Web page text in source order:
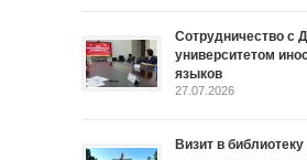
Сотрудничество с
университетом
языков
27.07.2026
Визит в